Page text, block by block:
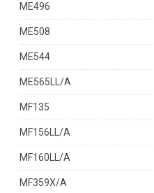
ME496
ME508
ME544
ME565LL/A
MF135
MF156LL/A
MF160LL/A
MF359X/A